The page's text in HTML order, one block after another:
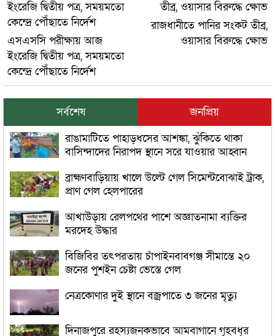
এসএসসি পরীক্ষায় আজ
ইংরেজি দ্বিতীয় পত্র, সময়মতো
কেন্দ্রে পৌঁছাতে নির্দেশ
রাজধানীতে পানির সংকট তীব্র,
ওয়াসার বিরুদ্ধে ক্ষোভ
সর্বশেষ
জনপ্রিয়
রাঙামাটিতে পাহাড়ধসের আশঙ্কা, ঝুঁকিতে থাকা
বাসিন্দাদের নিরাপদ স্থানে সরে যাওয়ার আহ্বান
ব্রাহ্মণবাড়িয়ায় খালে উল্টে গেল সিমেন্টবোঝাই ট্রাক,
প্রাণ গেল হেলপারের
আখাউড়ায় রেলপথের পাশে অজ্ঞাতনামা ব্যক্তির
মরদেহ উদ্ধার
বিজিবির তৎপরতায় চাঁপাইনবাবগঞ্জ সীমান্তে ২০
জনের পুশইন চেষ্টা ভেস্তে গেল
নেত্রকোণার দুই স্থানে বজ্রপাতে ৩ জনের মৃত্যু
দিনাজপুরে রহস্যজনকভাবে আমবাগানে গৃহবধূর